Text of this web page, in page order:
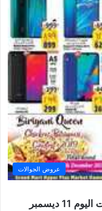
عروض الجوالات
عروض جراند مارت الجوالات اليوم 11 ديسمبر